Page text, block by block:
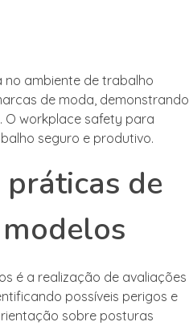
no ambiente de trabalho
de moda, demonstrando
O workplace safety para
seguro e produtivo.
de
é a realização de avaliações
possíveis perigos e
sobre posturas